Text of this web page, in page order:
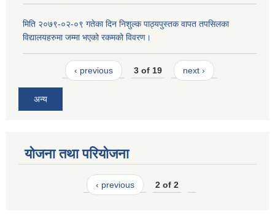
मिति २०७९-०२-०९ गतेका दिन निशुल्क पाठ्यपुस्तक वापत तपसिलका
विद्यालयहरुमा जम्मा भएको रकमको विवरण।
‹ previous 3 of 19 next ›
अन्य
योजना तथा परियोजना
‹ previous 2 of 2